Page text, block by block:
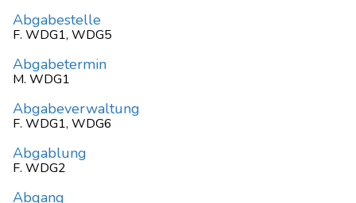
Abgabestelle
F. WDG1, WDG5
Abgabetermin
M. WDG1
Abgabeverwaltung
F. WDG1, WDG6
Abgablung
F. WDG2
Abgang